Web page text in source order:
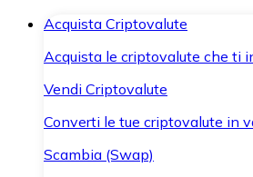
Acquista Criptovalute
Acquista le criptovalute che ti
Vendi Criptovalute
Converti le tue criptovalute in
Scambia (Swap)